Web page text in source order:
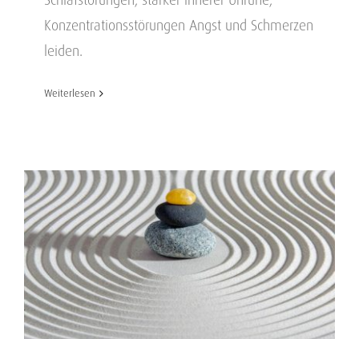
Konzentrationsstörungen Angst und Schmerzen
leiden.
Weiterlesen